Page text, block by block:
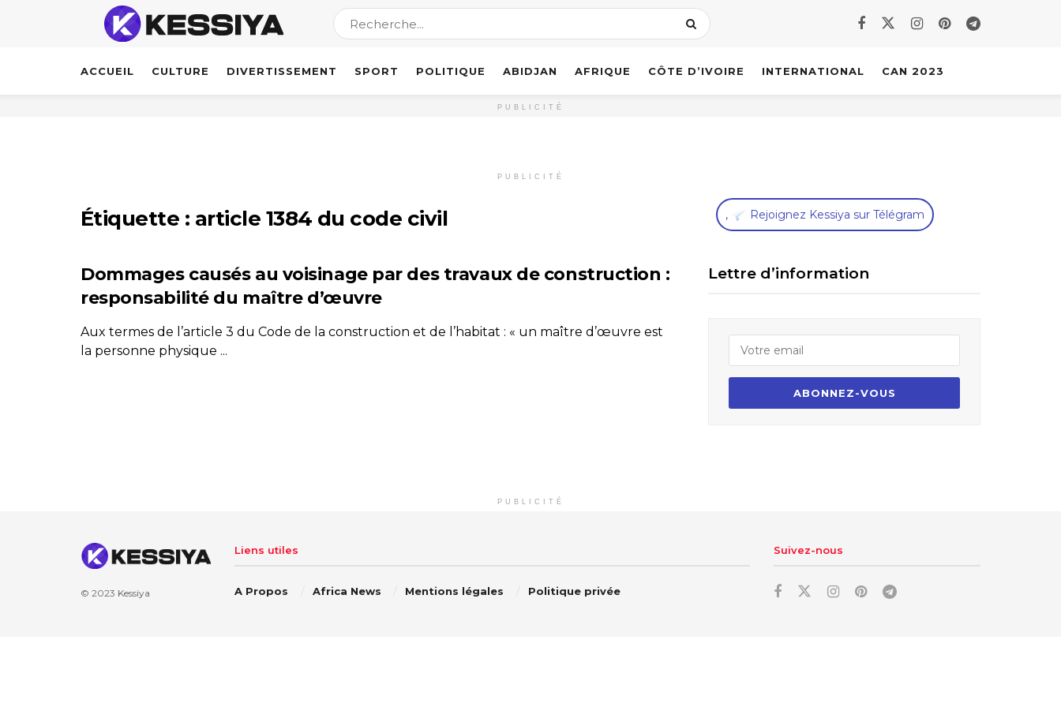
ACCUEIL CULTURE DIVERTISSEMENT SPORT POLITIQUE ABIDJAN AFRIQUE CÔTE D’IVOIRE INTERNATIONAL CAN 2023
PUBLICITÉ
PUBLICITÉ
Étiquette : article 1384 du code civil
Dommages causés au voisinage par des travaux de construction :
responsabilité du maître d’œuvre
Aux termes de l’article 3 du Code de la construction et de l’habitat : « un maître d’œuvre est
la personne physique ...
, Rejoignez Kessiya sur Télégram
Lettre d’information
PUBLICITÉ
© 2023 Kessiya
Liens utiles
A Propos Africa News Mentions légales Politique privée
Suivez-nous